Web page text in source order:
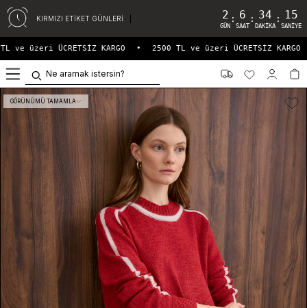
KIRMIZI ETİKET GÜNLERİ 2
GÜN
: 6
SAAT
: 34
DAKIKA
: 15
SANIYE
ve üzeri ÜCRETSİZ KARGO 2500 TL ve üzeri ÜCRETSİZ KARGO
GÖRÜNÜMÜ TAMAMLA